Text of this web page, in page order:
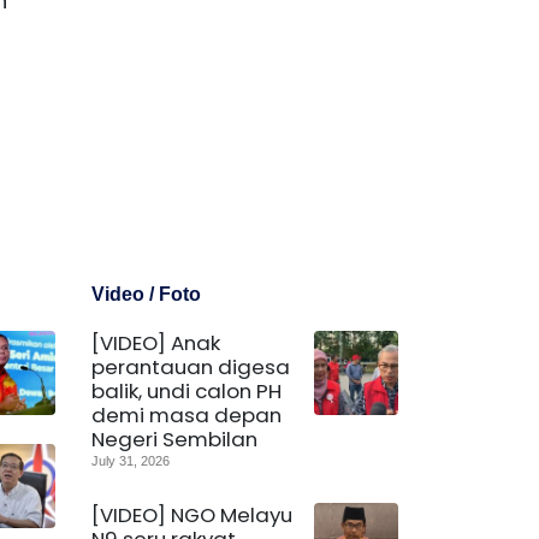
Video / Foto
[VIDEO] Anak
perantauan digesa
balik, undi calon PH
demi masa depan
Negeri Sembilan
July 31, 2026
[VIDEO] NGO Melayu